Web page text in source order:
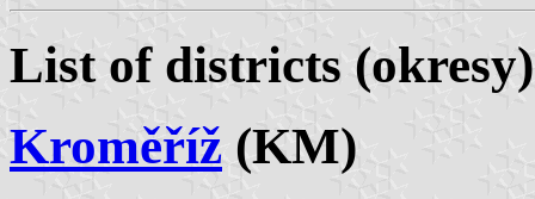
List of districts
Kroměříž (KM)